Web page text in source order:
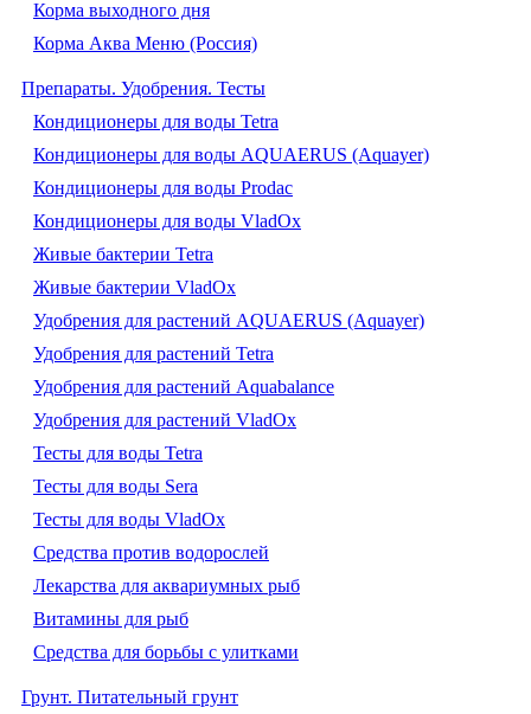
Корма выходного дня
Корма Аква Меню (Россия)
Препараты. Удобрения. Тесты
Кондиционеры для воды Tetra
Кондиционеры для воды AQUAERUS (Aquayer)
Кондиционеры для воды Prodac
Кондиционеры для воды VladOx
Живые бактерии Tetra
Живые бактерии VladOx
Удобрения для растений AQUAERUS (Aquayer)
Удобрения для растений Tetra
Удобрения для растений Aquabalance
Удобрения для растений VladOx
Тесты для воды Tetra
Тесты для воды Sera
Тесты для воды VladOx
Средства против водорослей
Лекарства для аквариумных рыб
Витамины для рыб
Средства для борьбы с улитками
Грунт. Питательный грунт